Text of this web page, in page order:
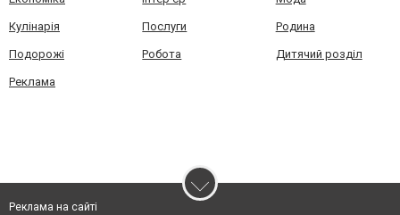
Кулінарія Послуги Родина
Подорожі Робота Дитячий розділ
Реклама
Реклама на сайті